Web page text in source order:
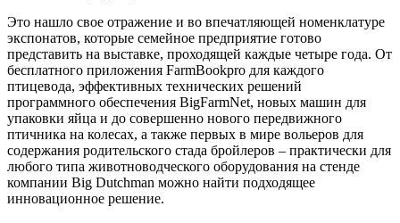
Это нашло свое отражение и во впечатляющей номенклатуре
экспонатов, которые семейное предприятие готово
представить на выставке, проходящей каждые четыре года. От
бесплатного приложения FarmBookpro для каждого
птицевода, эффективных технических решений
программного обеспечения BigFarmNet, новых машин для
упаковки яйца и до совершенно нового передвижного
птичника на колесах, а также первых в мире вольеров для
содержания родительского стада бройлеров – практически для
любого типа животноводческого оборудования на стенде
компании Big Dutchman можно найти подходящее
инновационное решение.